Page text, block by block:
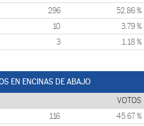
296 52.86 %
10 3.79 %
3 1.18 %
EN ENCINAS DE ABAJO
VOTOS
116 45.67 %